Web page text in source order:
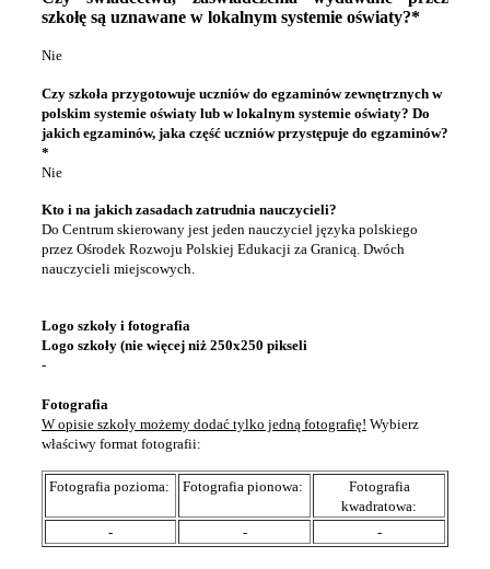
szkołę są uznawane w lokalnym systemie oświaty?*
Nie
Czy szkoła przygotowuje uczniów do egzaminów zewnętrznych w
polskim systemie oświaty lub w lokalnym systemie oświaty? Do
jakich egzaminów, jaka część uczniów przystępuje do egzaminów?
*
Nie
Kto i na jakich zasadach zatrudnia nauczycieli?
Do Centrum skierowany jest jeden nauczyciel języka polskiego
przez Ośrodek Rozwoju Polskiej Edukacji za Granicą. Dwóch
nauczycieli miejscowych.
Logo szkoły i fotografia
Logo szkoły (nie więcej niż 250x250 pikseli
-
Fotografia
W opisie szkoły możemy dodać tylko jedną fotografię! Wybierz
właściwy format fotografii:
Fotografia pozioma: Fotografia pionowa:
Fotografia
kwadratowa:
-
- -